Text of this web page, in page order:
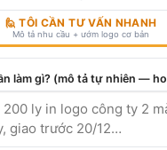
🙋 TÔI CẦN TƯ VẤN NHANH
Mô tả nhu cầu + ướm logo cơ bản
làm gì? (mô tả tự nhiên —